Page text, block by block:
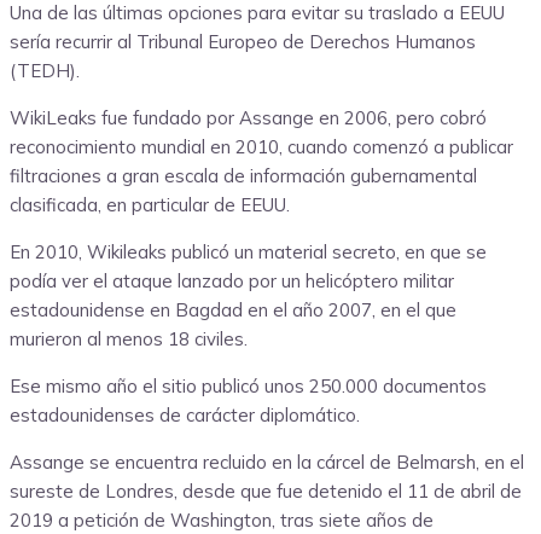
Una de las últimas opciones para evitar su traslado a EEUU
sería recurrir al Tribunal Europeo de Derechos Humanos
(TEDH).
WikiLeaks fue fundado por Assange en 2006, pero cobró
reconocimiento mundial en 2010, cuando comenzó a publicar
filtraciones a gran escala de información gubernamental
clasificada, en particular de EEUU.
En 2010, Wikileaks publicó un material secreto, en que se
podía ver el ataque lanzado por un helicóptero militar
estadounidense en Bagdad en el año 2007, en el que
murieron al menos 18 civiles.
Ese mismo año el sitio publicó unos 250.000 documentos
estadounidenses de carácter diplomático.
Assange se encuentra recluido en la cárcel de Belmarsh, en el
sureste de Londres, desde que fue detenido el 11 de abril de
2019 a petición de Washington, tras siete años de